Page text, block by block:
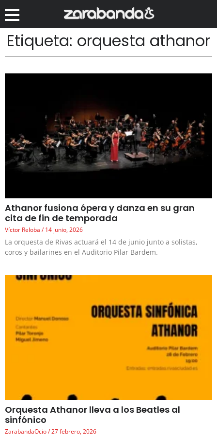
Etiqueta: orquesta athanor
Athanor fusiona ópera y danza en su gran
cita de fin de temporada
Víctor Reloba 14 junio, 2026
La orquesta de Rivas actuará el 14 de junio junto a solistas,
coros y bailarines en el Auditorio Pilar Bardem.
Orquesta Athanor lleva a los Beatles al
sinfónico
ZarabandaOcio 27 febrero, 2026